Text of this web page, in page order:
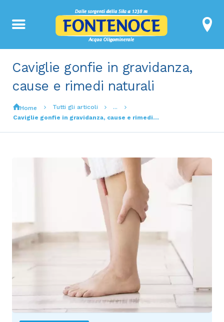
Caviglie gonfie in gravidanza,
cause e rimedi naturali
Home Tutti gli articoli
...
Caviglie gonfie in gravidanza, cause e rimedi...